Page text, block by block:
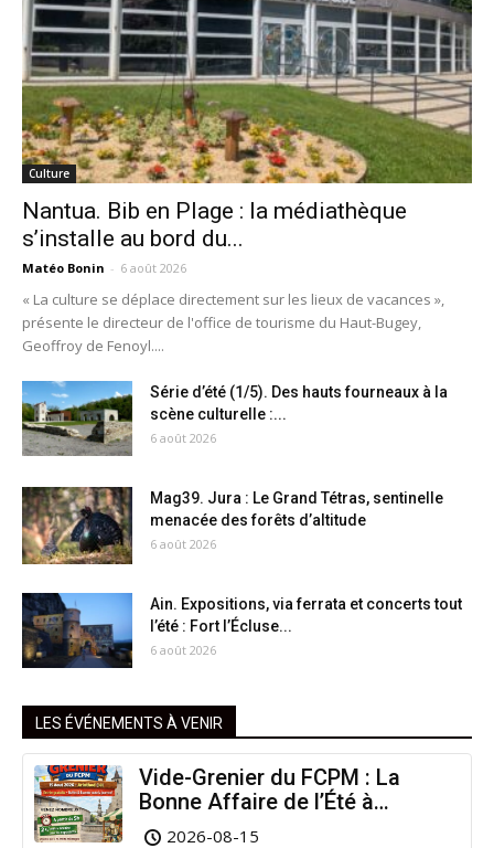
Culture
Nantua. Bib en Plage : la médiathèque
s’installe au bord du...
Matéo Bonin - 6 août 2026
« La culture se déplace directement sur les lieux de vacances »,
présente le directeur de l'office de tourisme du Haut-Bugey,
Geoffroy de Fenoyl....
Série d’été (1/5). Des hauts fourneaux à la
scène culturelle :...
6 août 2026
Mag39. Jura : Le Grand Tétras, sentinelle
menacée des forêts d’altitude
6 août 2026
Ain. Expositions, via ferrata et concerts tout
l’été : Fort l’Écluse...
6 août 2026
LES ÉVÉNEMENTS À VENIR
Vide-Grenier du FCPM : La
Bonne Affaire de l’Été à
Arinthod !
2026-08-15